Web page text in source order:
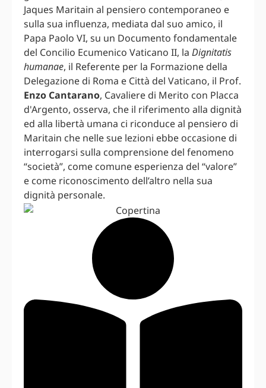
Jaques Maritain al pensiero contemporaneo e
sulla sua influenza, mediata dal suo amico, il
Papa Paolo VI, su un Documento fondamentale
del Concilio Ecumenico Vaticano II, la Dignitatis
humanae, il Referente per la Formazione della
Delegazione di Roma e Città del Vaticano, il Prof.
Enzo Cantarano, Cavaliere di Merito con Placca
d'Argento, osserva, che il riferimento alla dignità
ed alla libertà umana ci riconduce al pensiero di
Maritain che nelle sue lezioni ebbe occasione di
interrogarsi sulla comprensione del fenomeno
“società”, come comune esperienza del “valore”
e come riconoscimento dell’altro nella sua
dignità personale.